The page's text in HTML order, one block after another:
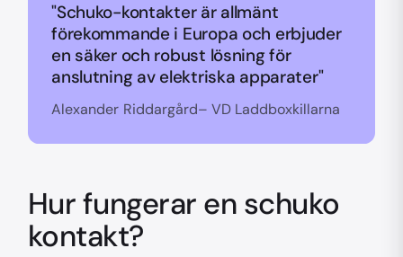
"Schuko-kontakter är allmänt
förekommande i Europa och erbjuder
en säker och robust lösning för
anslutning av elektriska apparater"
Alexander Riddargård– VD Laddboxkillarna
Hur fungerar en schuko
kontakt?